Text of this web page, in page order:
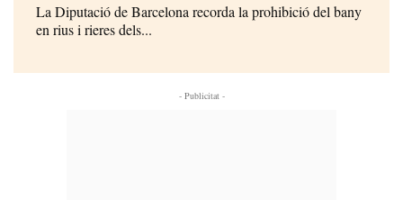
La Diputació de Barcelona recorda la prohibició del bany
en rius i rieres dels...
- Publicitat -